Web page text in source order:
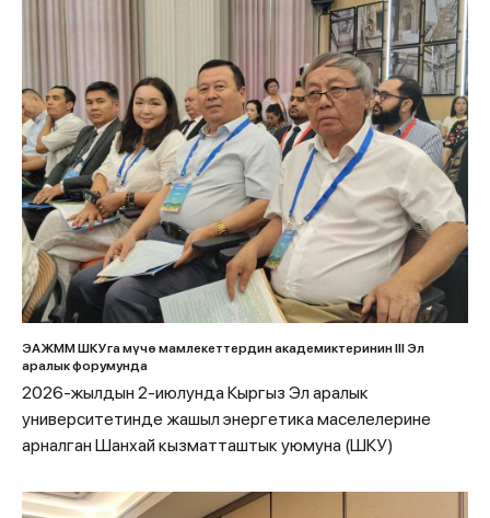
ЭАЖММ ШКУга мүчө мамлекеттердин академиктеринин III Эл
аралык форумунда
2026-жылдын 2-июлунда Кыргыз Эл аралык
университетинде жашыл энергетика маселелерине
арналган Шанхай кызматташтык уюмуна (ШКУ)